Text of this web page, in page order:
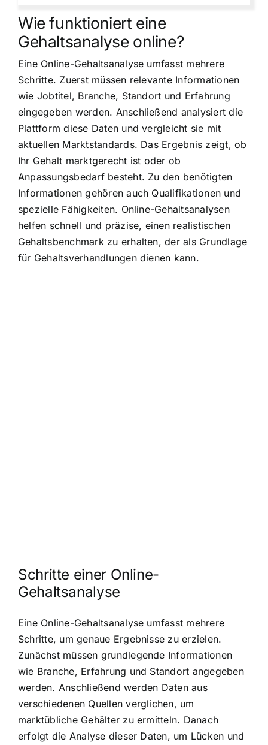
Wie funktioniert eine
Gehaltsanalyse online?
Eine Online-Gehaltsanalyse umfasst mehrere
Schritte. Zuerst müssen relevante Informationen
wie Jobtitel, Branche, Standort und Erfahrung
eingegeben werden. Anschließend analysiert die
Plattform diese Daten und vergleicht sie mit
aktuellen Marktstandards. Das Ergebnis zeigt, ob
Ihr Gehalt marktgerecht ist oder ob
Anpassungsbedarf besteht. Zu den benötigten
Informationen gehören auch Qualifikationen und
spezielle Fähigkeiten. Online-Gehaltsanalysen
helfen schnell und präzise, einen realistischen
Gehaltsbenchmark zu erhalten, der als Grundlage
für Gehaltsverhandlungen dienen kann.
Schritte einer Online-
Gehaltsanalyse
Eine Online-Gehaltsanalyse umfasst mehrere
Schritte, um genaue Ergebnisse zu erzielen.
Zunächst müssen grundlegende Informationen
wie Branche, Erfahrung und Standort angegeben
werden. Anschließend werden Daten aus
verschiedenen Quellen verglichen, um
marktübliche Gehälter zu ermitteln. Danach
erfolgt die Analyse dieser Daten, um Lücken und